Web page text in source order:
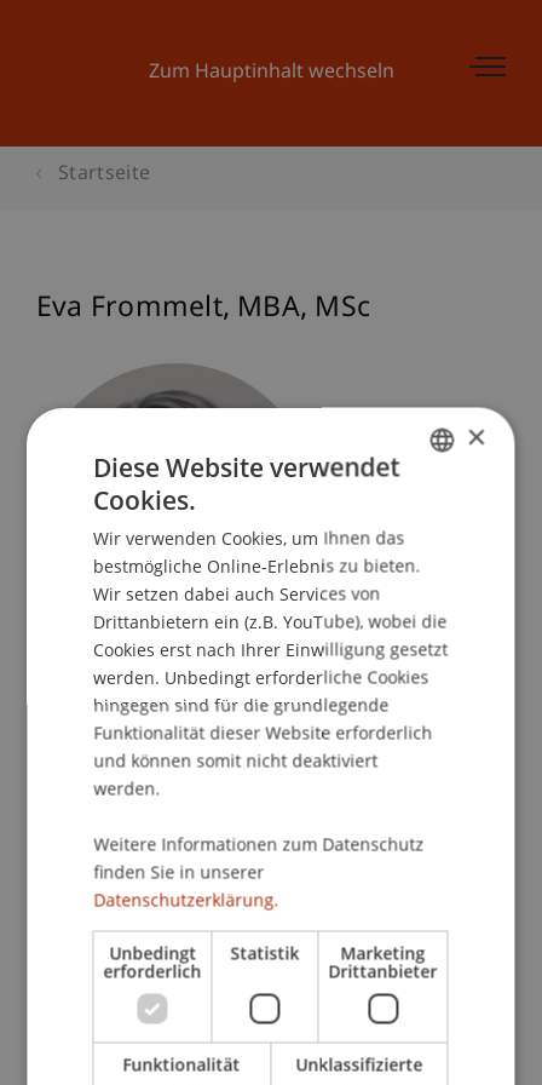
Zum Hauptinhalt wechseln
Startseite
Eva Frommelt MBA, MSc
Leiterin
Qualität und Akkreditierung
Leiterin
Forschungsförderung
Universität Liechtenstein
Fürst-Franz-Josef-Strasse
9490 Vaduz
Liechtenstein
T. +423 265 11 65
eva.frommelt@uni.li
×
Diese Website verwendet
Cookies.
Wir verwenden Cookies, um Ihnen das
bestmögliche Online-Erlebnis zu bieten.
Wir setzen dabei auch Services von
Drittanbietern ein (z.B. YouTube), wobei die
Cookies erst nach Ihrer Einwilligung gesetzt
werden. Unbedingt erforderliche Cookies
hingegen sind für die grundlegende
Funktionalität dieser Website erforderlich
und können somit nicht deaktiviert
werden.
Weitere Informationen zum Datenschutz
finden Sie in unserer
Datenschutzerklärung.
Unbedingt
erforderlich
Statistik Marketing
Drittanbieter
Funktionalität Unklassifizierte